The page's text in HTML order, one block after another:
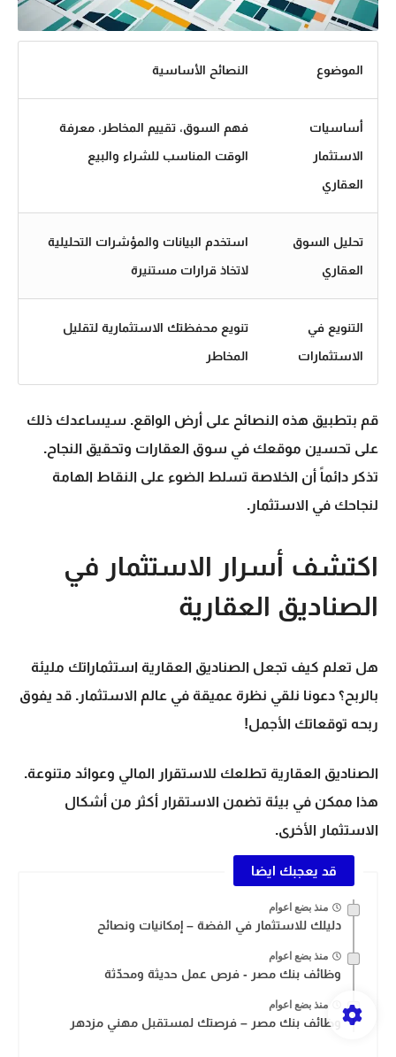
الموضوع النصائح الأساسية
أساسيات
الاستثمار
العقاري
فهم السوق، تقييم المخاطر، معرفة
الوقت المناسب للشراء والبيع
تحليل السوق
العقاري
استخدم البيانات والمؤشرات التحليلية
لاتخاذ قرارات مستنيرة
التنويع في
الاستثمارات
تنويع محفظتك الاستثمارية لتقليل
المخاطر
قم بتطبيق هذه النصائح على أرض الواقع. سيساعدك ذلك
على تحسين موقعك في سوق العقارات وتحقيق النجاح.
تذكر دائماً أن الخلاصة تسلط الضوء على النقاط الهامة
لنجاحك في الاستثمار.
اكتشف أسرار الاستثمار في
الصناديق العقارية
هل تعلم كيف تجعل الصناديق العقارية استثماراتك مليئة
بالربح؟ دعونا نلقي نظرة عميقة في عالم الاستثمار. قد يفوق
ربحه توقعاتك الأجمل!
الصناديق العقارية تطلعك للاستقرار المالي وعوائد متنوعة.
هذا ممكن في بيئة تضمن الاستقرار أكثر من أشكال
الاستثمار الأخرى.
قد يعجبك ايضا
منذ بضع اعوام
دليلك للاستثمار في الفضة – إمكانيات ونصائح
منذ بضع اعوام
وظائف بنك مصر - فرص عمل حديثة ومحدّثة
منذ بضع اعوام
وظائف بنك مصر – فرصتك لمستقبل مهني مزدهر